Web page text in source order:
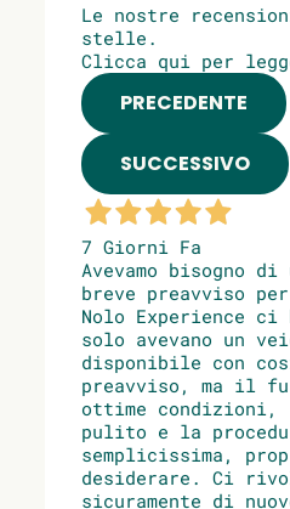
Le nostre
stelle.
Clicca qui per
PRECEDENTE
SUCCESSIVO
7 Giorni Fa
Avevamo bisogno
breve preavviso
Nolo Experience ci
solo avevano un
disponibile con
preavviso, ma il
ottime condizioni,
pulito e la
semplicissima,
desiderare. Ci
sicuramente di